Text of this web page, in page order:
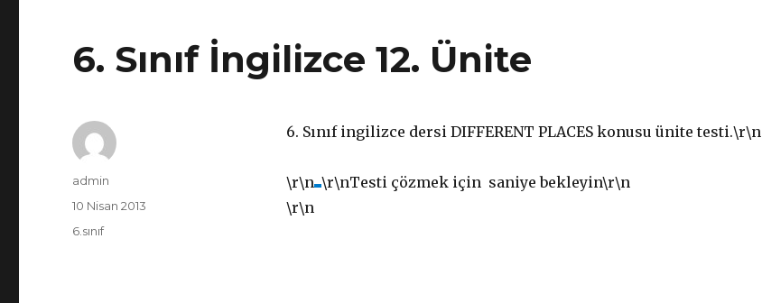
6. Sınıf İngilizce 12. Ünite
6. Sınıf ingilizce dersi DIFFERENT PLACES konusu ünite testi.\r\n
\r\n \r\nTesti çözmek için saniye bekleyin\r\n
\r\n
Yazar
admin
Yayın
10 Nisan 2013
Kategoriler
6.sınıf